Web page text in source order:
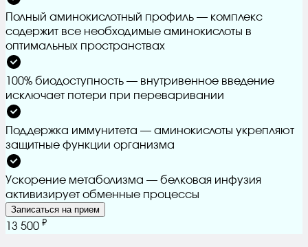
Полный аминокислотный профиль — комплекс
содержит все необходимые аминокислоты в
оптимальных пространствах
100% биодоступность — внутривенное введение
исключает потери при переваривании
Поддержка иммунитета — аминокислоты укрепляют
защитные функции организма
Ускорение метаболизма — белковая инфузия
активизирует обменные процессы
Записаться на прием
13 500 ₽